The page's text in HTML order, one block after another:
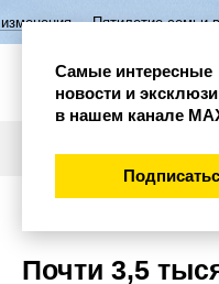
семьи в Нижегородской
Почти 3,5
Самые интересные
новости и
в нашем канале